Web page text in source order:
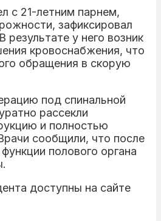
с 21-летним парнем,
зафиксировал
результате у него возник
кровоснабжения, что
обращения в скорую
под спинальной
рассекли
и полностью
сообщили, что после
полового органа
доступны на сайте